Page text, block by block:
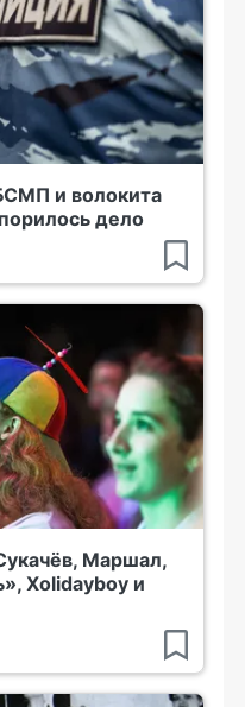
и волокита
дело
Маршал,
Xolidayboy и